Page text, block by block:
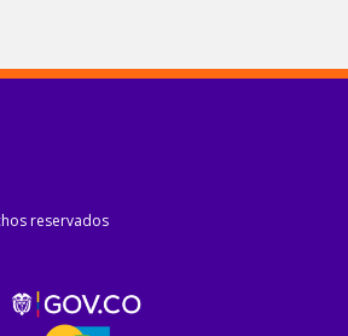
reservados